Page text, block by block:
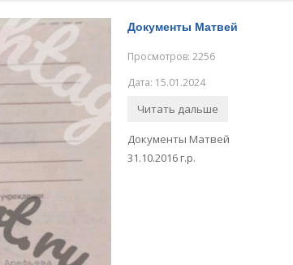
Документы Матвей
Просмотров: 2256
Дата: 15.01.2024
Читать дальше
Документы Матвей
31.10.2016 г.р.